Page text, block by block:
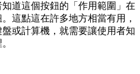
道這個按鈕的「作用範圍」在
這點這在許多地方相當有用，
或計算機，就需要讓使用者知